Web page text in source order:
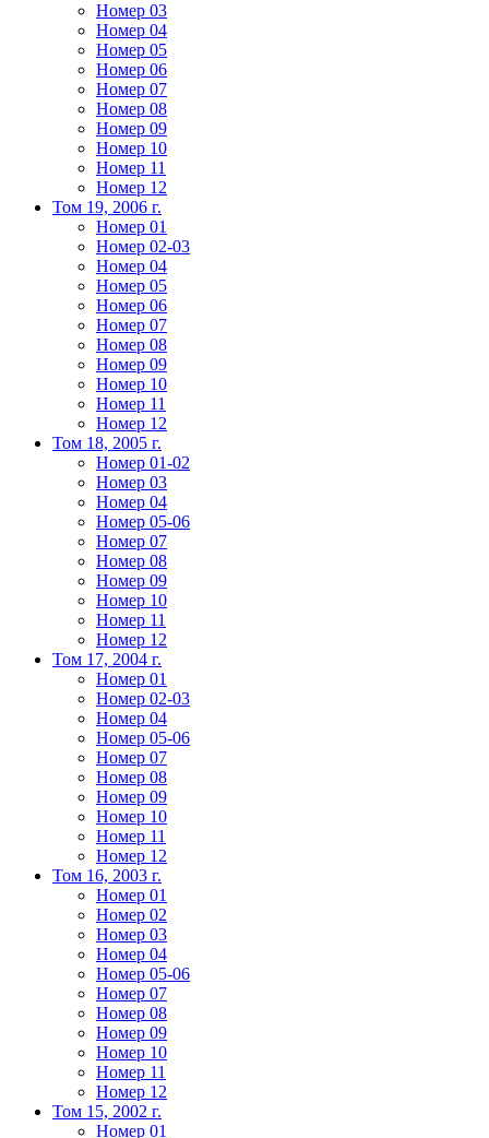
Номер 03
Номер 04
Номер 05
Номер 06
Номер 07
Номер 08
Номер 09
Номер 10
Номер 11
Номер 12
Том 19, 2006 г.
Номер 01
Номер 02-03
Номер 04
Номер 05
Номер 06
Номер 07
Номер 08
Номер 09
Номер 10
Номер 11
Номер 12
Том 18, 2005 г.
Номер 01-02
Номер 03
Номер 04
Номер 05-06
Номер 07
Номер 08
Номер 09
Номер 10
Номер 11
Номер 12
Том 17, 2004 г.
Номер 01
Номер 02-03
Номер 04
Номер 05-06
Номер 07
Номер 08
Номер 09
Номер 10
Номер 11
Номер 12
Том 16, 2003 г.
Номер 01
Номер 02
Номер 03
Номер 04
Номер 05-06
Номер 07
Номер 08
Номер 09
Номер 10
Номер 11
Номер 12
Том 15, 2002 г.
Номер 01